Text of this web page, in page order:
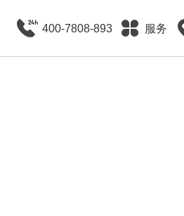
400-7808-893 服务